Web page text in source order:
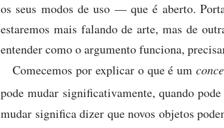
os seus modos de uso — que é aberto.
estaremos mais falando de arte, mas de
entender como o argumento funciona,
Comecemos por explicar o que é um
pode mudar significativamente, quando
mudar significa dizer que novos objetos